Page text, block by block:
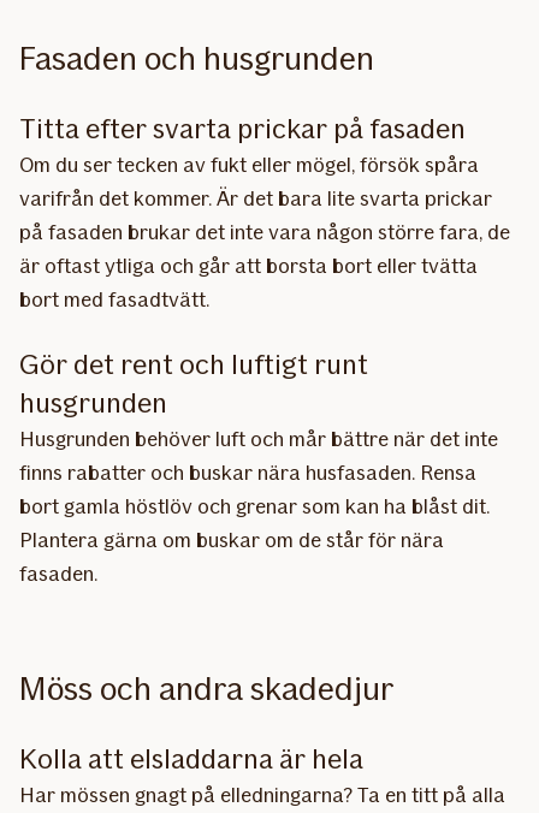
Fasaden och husgrunden
Titta efter svarta prickar på fasaden
Om du ser tecken av fukt eller mögel, försök spåra
varifrån det kommer. Är det bara lite svarta prickar
på fasaden brukar det inte vara någon större fara, de
är oftast ytliga och går att borsta bort eller tvätta
bort med fasadtvätt.
Gör det rent och luftigt runt
husgrunden
Husgrunden behöver luft och mår bättre när det inte
finns rabatter och buskar nära husfasaden. Rensa
bort gamla höstlöv och grenar som kan ha blåst dit.
Plantera gärna om buskar om de står för nära
fasaden.
Möss och andra skadedjur
Kolla att elsladdarna är hela
Har mössen gnagt på elledningarna? Ta en titt på alla